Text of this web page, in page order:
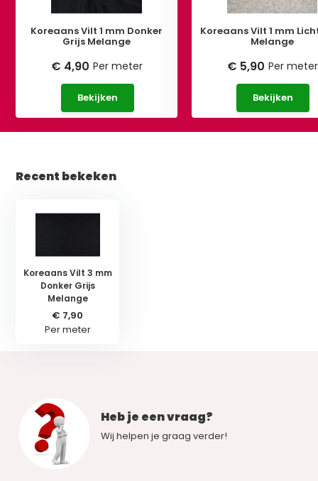
Koreaans Vilt 1 mm Donker
Grijs Melange
€ 4,90 Per meter
Bekijken
Koreaans Vilt 1 mm
Melange
€ 5,90 Per meter
Bekijken
Recent bekeken
Koreaans Vilt 3 mm
Donker Grijs
Melange
€ 7,90
Per meter
Heb je een vraag?
Wij helpen je graag verder!